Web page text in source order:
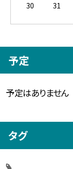
30
31
予定
予定はありません
タグ